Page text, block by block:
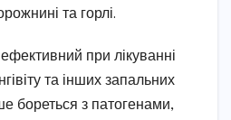
та горлі.
при лікуванні
та інших запальних
бореться з патогенами,